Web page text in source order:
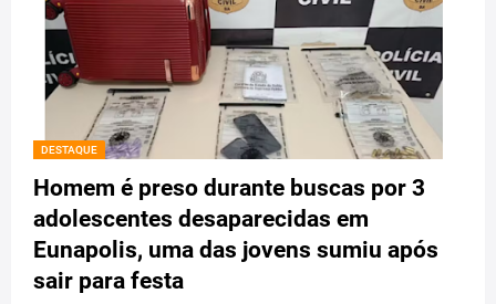
DESTAQUE
Homem é preso durante buscas por 3
adolescentes desaparecidas em
Eunapolis, uma das jovens sumiu após
sair para festa